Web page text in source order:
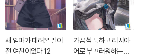
새 엄마가 데려온 딸이
전 여친이었다 12
가끔씩 툭하고 러시아
어로 부끄러워하는 옆